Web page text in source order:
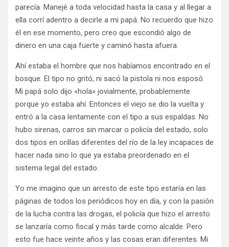
parecía. Manejé a toda velocidad hasta la casa y al llegar a
ella corrí adentro a decirle a mi papá. No recuerdo que hizo
él en ese momento, pero creo que escondió algo de
dinero en una caja fuerte y caminó hasta afuera.
Ahí estaba el hombre que nos habíamos encontrado en el
bosque. El tipo no gritó, ni sacó la pistola ni nos esposó.
Mi papá solo dijo «hola» jovialmente, probablemente
porque yo estaba ahí. Entonces el viejo se dio la vuelta y
entró a la casa lentamente con el tipo a sus espaldas. No
hubo sirenas, carros sin marcar o policía del estado, solo
dos tipos en orillas diferentes del río de la ley incapaces de
hacer nada sino lo que ya estaba preordenado en el
sistema legal del estado.
Yo me imagino que un arresto de este tipo estaría en las
páginas de todos los periódicos hoy en día, y con la pasión
de la lucha contra las drogas, el policía que hizo el arresto
se lanzaría como fiscal y más tarde como alcalde. Pero
esto fue hace veinte años y las cosas eran diferentes. Mi